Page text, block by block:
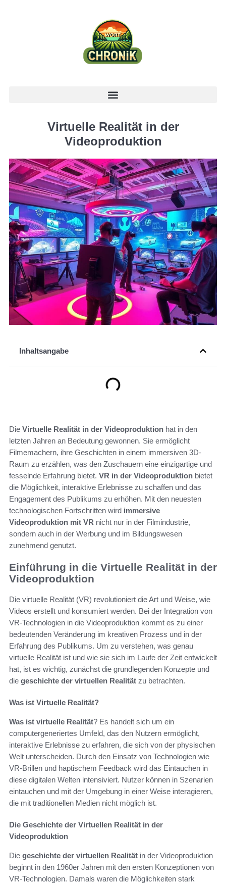
Virtuelle Realität in der
Videoproduktion
Inhaltsangabe
Die Virtuelle Realität in der Videoproduktion hat in den
letzten Jahren an Bedeutung gewonnen. Sie ermöglicht
Filmemachern, ihre Geschichten in einem immersiven 3D-
Raum zu erzählen, was den Zuschauern eine einzigartige und
fesselnde Erfahrung bietet. VR in der Videoproduktion bietet
die Möglichkeit, interaktive Erlebnisse zu schaffen und das
Engagement des Publikums zu erhöhen. Mit den neuesten
technologischen Fortschritten wird immersive
Videoproduktion mit VR nicht nur in der Filmindustrie,
sondern auch in der Werbung und im Bildungswesen
zunehmend genutzt.
Einführung in die Virtuelle Realität in der
Videoproduktion
Die virtuelle Realität (VR) revolutioniert die Art und Weise, wie
Videos erstellt und konsumiert werden. Bei der Integration von
VR-Technologien in die Videoproduktion kommt es zu einer
bedeutenden Veränderung im kreativen Prozess und in der
Erfahrung des Publikums. Um zu verstehen, was genau
virtuelle Realität ist und wie sie sich im Laufe der Zeit entwickelt
hat, ist es wichtig, zunächst die grundlegenden Konzepte und
die geschichte der virtuellen Realität zu betrachten.
Was ist Virtuelle Realität?
Was ist virtuelle Realität? Es handelt sich um ein
computergeneriertes Umfeld, das den Nutzern ermöglicht,
interaktive Erlebnisse zu erfahren, die sich von der physischen
Welt unterscheiden. Durch den Einsatz von Technologien wie
VR-Brillen und haptischem Feedback wird das Eintauchen in
diese digitalen Welten intensiviert. Nutzer können in Szenarien
eintauchen und mit der Umgebung in einer Weise interagieren,
die mit traditionellen Medien nicht möglich ist.
Die Geschichte der Virtuellen Realität in der
Videoproduktion
Die geschichte der virtuellen Realität in der Videoproduktion
beginnt in den 1960er Jahren mit den ersten Konzeptionen von
VR-Technologien. Damals waren die Möglichkeiten stark